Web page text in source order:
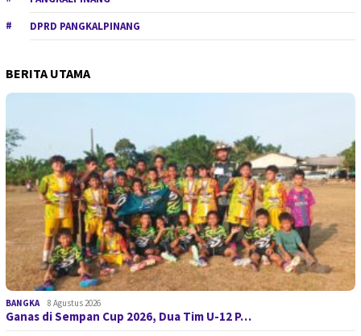
DPRD PANGKALPINANG
BERITA UTAMA
BANGKA 8 Agustus 2026
Ganas di Sempan Cup 2026, Dua Tim U-12 P…